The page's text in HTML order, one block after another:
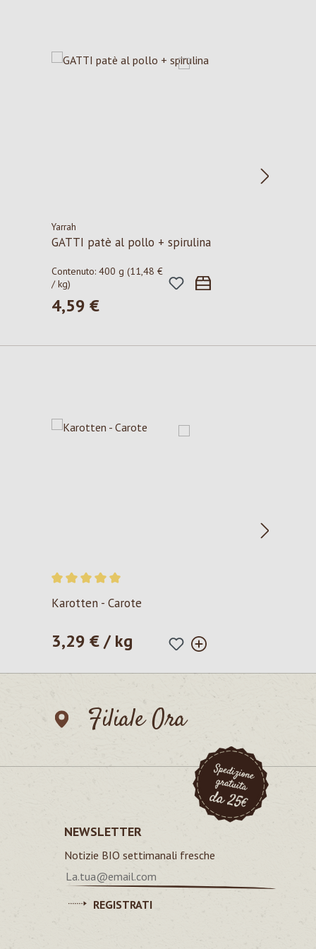
Yarrah
GATTI patè al pollo + spirulina
Contenuto: 400 g (11,48 €
/ kg)
Prezzo normale:
4,59 €
Valutazione media di 5 su 5 stelle
Karotten - Carote
Prezzo normale:
3,29 € / kg
Filiale Ora
NEWSLETTER
Notizie BIO settimanali fresche
REGISTRATI